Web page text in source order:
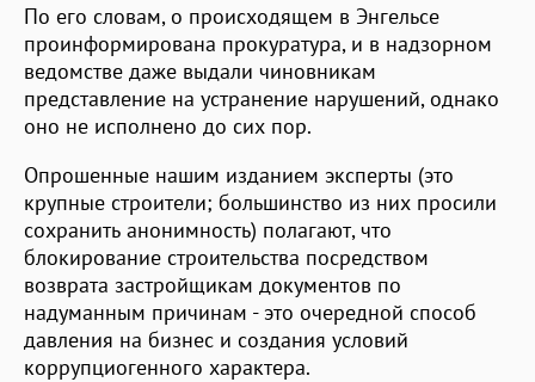
По его словам, о происходящем в Энгельсе
проинформирована прокуратура, и в надзорном
ведомстве даже выдали чиновникам
представление на устранение нарушений, однако
оно не исполнено до сих пор.
Опрошенные нашим изданием эксперты (это
крупные строители; большинство из них просили
сохранить анонимность) полагают, что
блокирование строительства посредством
возврата застройщикам документов по
надуманным причинам - это очередной способ
давления на бизнес и создания условий
коррупциогенного характера.